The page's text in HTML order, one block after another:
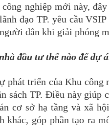
nghiệp mới này,
đạo TP. yêu cầu
dân khi giải phóng
đầu tư thế nào để dự
phát triển của Khu công
sách TP. Điều này giúp
cơ sở hạ tầng và xã
khác, góp phần tạo ra